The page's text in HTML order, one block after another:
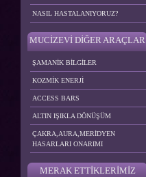
NASIL HASTALANIYORUZ?
MUCİZEVİ DİĞER ARAÇLAR
ŞAMANİK BİLGİLER
KOZMİK ENERJİ
ACCESS BARS
ALTIN IŞIKLA DÖNÜŞÜM
ÇAKRA,AURA,MERİDYEN
HASARLARI ONARIMI
MERAK ETTİKLERİMİZ